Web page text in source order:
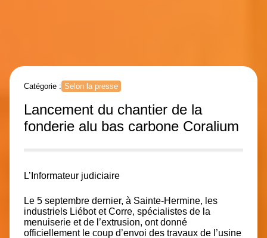
Catégorie : Selon la presse
Lancement du chantier de la
fonderie alu bas carbone Coralium
L’Informateur judiciaire
Le 5 septembre dernier, à Sainte-Hermine, les
industriels Liébot et Corre, spécialistes de la
menuiserie et de l’extrusion, ont donné
officiellement le coup d’envoi des travaux de l’usine